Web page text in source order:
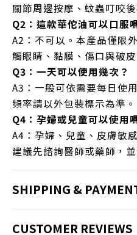
關節周邊按摩、蚊蟲叮咬
Q2：這款華佗油可以口服
A2：不可以。本產品僅限
觸眼睛、黏膜、傷口與破皮
Q3：一天可以使用幾次？
A3：一般可依需要每日使
頻率請以外包裝標示為準。
Q4：孕婦或兒童可以使用
A4：孕婦、兒童、皮膚敏
建議先諮詢醫師或藥師，
SHIPPING &
CUSTOMER REVIEWS